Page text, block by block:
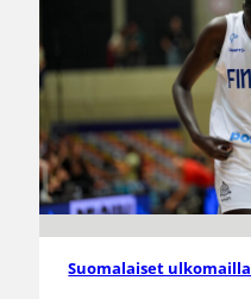
Suomalaiset ulkomailla